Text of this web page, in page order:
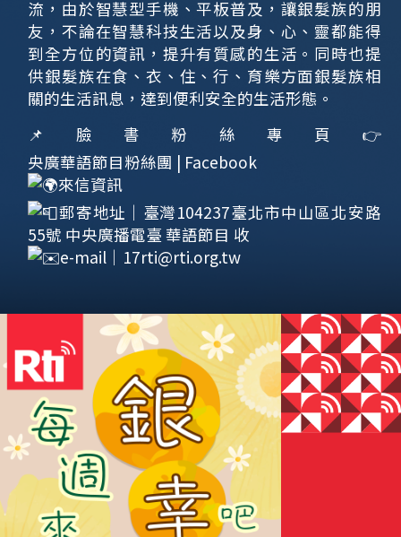
流，由於智慧型手機、平板普及，讓銀髮族的朋
友，不論在智慧科技生活以及身、心、靈都能得
到全方位的資訊，提升有質感的生活。同時也提
供銀髮族在食、衣、住、行、育樂方面銀髮族相
關的生活訊息，達到便利安全的生活形態。
📌臉書粉絲專頁👉
央廣華語節目粉絲團 | Facebook
來信資訊
郵寄地址｜臺灣104237臺北市中山區北安路
55號 中央廣播電臺 華語節目 收
e-mail｜ 17rti@rti.org.tw